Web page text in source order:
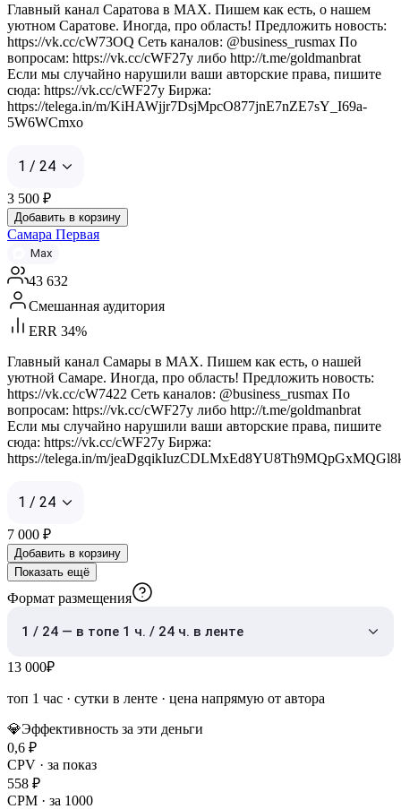
Главный канал Саратова в MAX. Пишем как есть, о нашем
уютном Саратове. Иногда, про область! Предложить новость:
https://vk.cc/cW73OQ Сеть каналов: @business_rusmax По
вопросам: https://vk.cc/cWF27y либо http://t.me/goldmanbrat
Если мы случайно нарушили ваши авторские права, пишите
сюда: https://vk.cc/cWF27y Биржа:
https://telega.in/m/KiHAWjjr7DsjMpcO877jnE7nZE7sY_I69a-
5W6WCmxo
1 / 24
3 500 ₽
Добавить в корзину
Самара Первая
Max
43 632
Смешанная аудитория
ERR 34%
Главный канал Самары в MAX. Пишем как есть, о нашей
уютной Самаре. Иногда, про область! Предложить новость:
https://vk.cc/cW7422 Сеть каналов: @business_rusmax По
вопросам: https://vk.cc/cWF27y либо http://t.me/goldmanbrat
Если мы случайно нарушили ваши авторские права, пишите
сюда: https://vk.cc/cWF27y Биржа:
https://telega.in/m/
1 / 24
7 000 ₽
Добавить в корзину
Показать ещё
Формат размещения
1 / 24 — в топе 1 ч. / 24 ч. в ленте
13 000₽
топ 1 час · сутки в ленте · цена напрямую от автора
💎Эффективность за эти деньги
0,6 ₽
CPV · за показ
558 ₽
CPM · за 1000